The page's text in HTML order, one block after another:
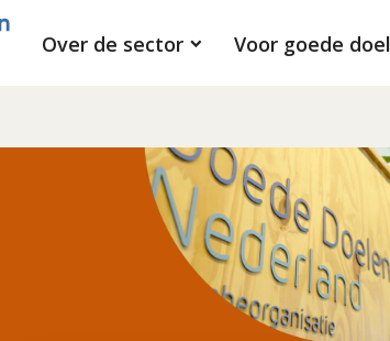
Over de sector Voor goede